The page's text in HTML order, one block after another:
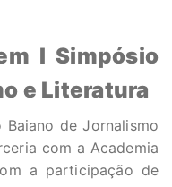
I Simpósio
e Literatura
de Jornalismo
com a Academia
a participação de